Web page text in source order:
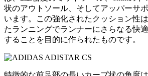
状のアウトソール、そしてアッパーサ
います。この強化されたクッション性
たランニングでランナーにさらなる快
することを目的に作られたものです。